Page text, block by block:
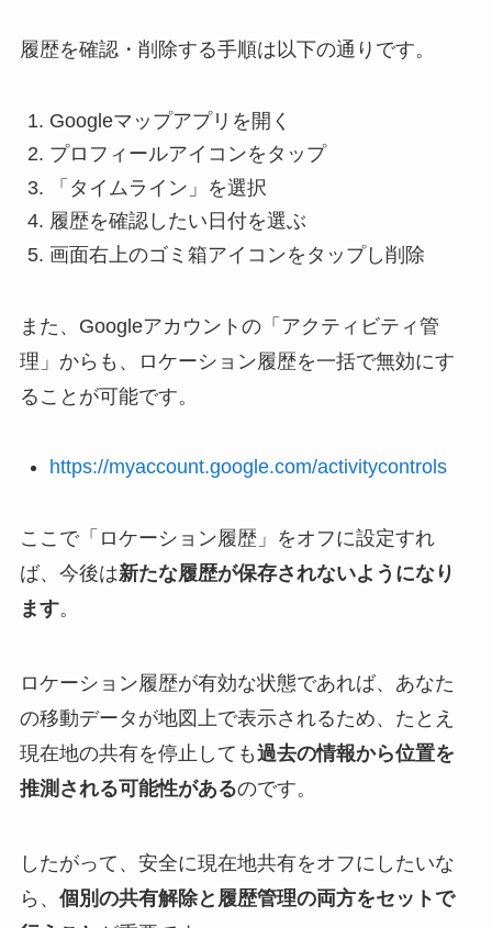
履歴を確認・削除する手順は以下の通りです。
Googleマップアプリを開く
プロフィールアイコンをタップ
「タイムライン」を選択
履歴を確認したい日付を選ぶ
画面右上のゴミ箱アイコンをタップし削除
また、Googleアカウントの「アクティビティ管
理」からも、ロケーション履歴を一括で無効にす
ることが可能です。
https://myaccount.google.com/activitycontrols
ここで「ロケーション履歴」をオフに設定すれ
ば、今後は新たな履歴が保存されないようになり
ます。
ロケーション履歴が有効な状態であれば、あなた
の移動データが地図上で表示されるため、たとえ
現在地の共有を停止しても過去の情報から位置を
推測される可能性があるのです。
したがって、安全に現在地共有をオフにしたいな
ら、 個別の共有解除と履歴管理の両方をセットで